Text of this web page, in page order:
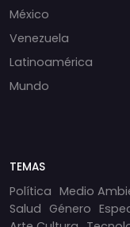
México
Venezuela
Latinoamérica
Mundo
TEMAS
Política Medio
Salud Género